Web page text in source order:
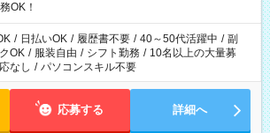
OK！
/ 日払いOK / 履歴書不要 / 40～50代活躍中 / 副
OK / 服装自由 / シフト勤務 / 10名以上の大量募
なし / パソコンスキル不要
応募する 詳細へ